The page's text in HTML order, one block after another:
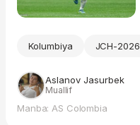
Kolumbiya JCH-2026
Aslanov Jasurbek
Muallif
Manba: AS Colombia